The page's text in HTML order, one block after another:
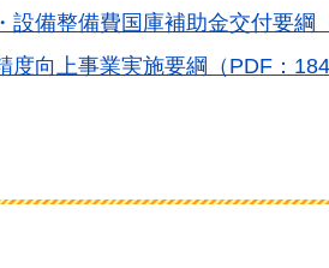
設備整備費国庫補助金交付要綱
度向上事業実施要綱（PDF：